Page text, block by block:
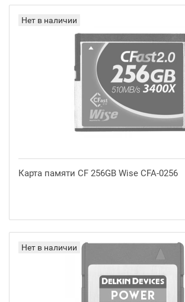
Нет в наличии
Карта памяти CF 256GB Wise CFA-0256
Нет в наличии